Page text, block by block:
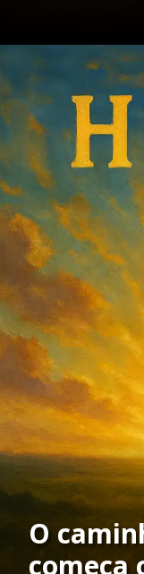
Opening
O
começa